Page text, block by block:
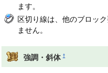
ます。
区切り線は、他のブロッ
ません。
強調・斜体 †